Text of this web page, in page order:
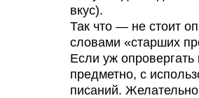
вкус).
Так что — не стоит
словами «старших
Если уж
предметно, с
писаний.